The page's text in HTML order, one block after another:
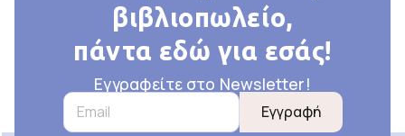
βιβλιοπωλείο,
πάντα εδώ για εσάς!
Εγγραφείτε στο Newsletter!
Εγγραφή